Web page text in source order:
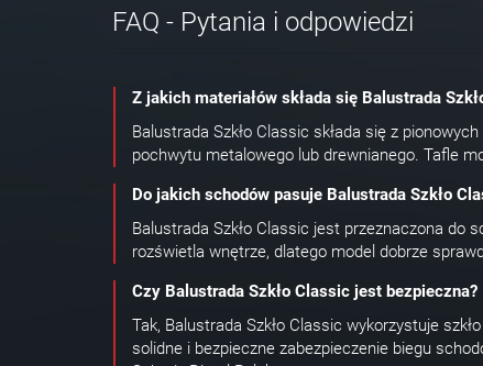
FAQ - Pytania i odpowiedzi
Z jakich materiałów składa się Balustrada
Balustrada Szkło Classic składa się z
pochwytu metalowego lub drewnianego. Tafle
Do jakich schodów pasuje Balustrada Szkło
Balustrada Szkło Classic jest przeznaczona do
rozświetla wnętrze, dlatego model dobrze
Czy Balustrada Szkło Classic jest bezpieczna?
Tak, Balustrada Szkło Classic wykorzystuje
solidne i bezpieczne zabezpieczenie biegu